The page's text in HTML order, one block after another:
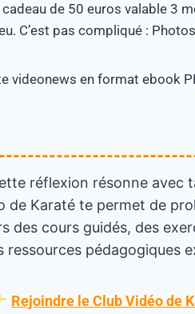
de 50 euros valable 3
C’est pas compliqué :
videonews en format ebook
réflexion résonne avec
de Karaté te permet de
des cours guidés, des
ressources pédagogiques
Rejoindre le Club Vidéo de